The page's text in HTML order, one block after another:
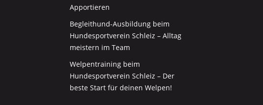
Apportieren
Begleithund-Ausbildung beim
Hundesportverein Schleiz – Alltag
meistern im Team
Welpentraining beim
Hundesportverein Schleiz – Der
beste Start für deinen Welpen!